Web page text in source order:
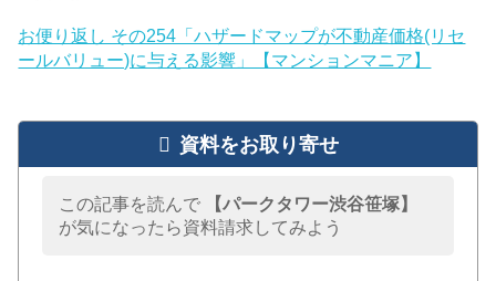
お便り返し その254「ハザードマップが不動産価格(リセ
ールバリュー)に与える影響」【マンションマニア】
資料をお取り寄せ
この記事を読んで
【パークタワー渋谷笹塚】
が気になったら資料請求してみよう